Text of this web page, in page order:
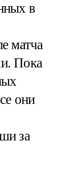
в
матча
Пока
они
за